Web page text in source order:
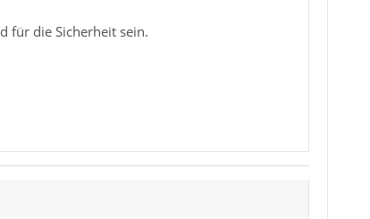
für die Sicherheit sein.